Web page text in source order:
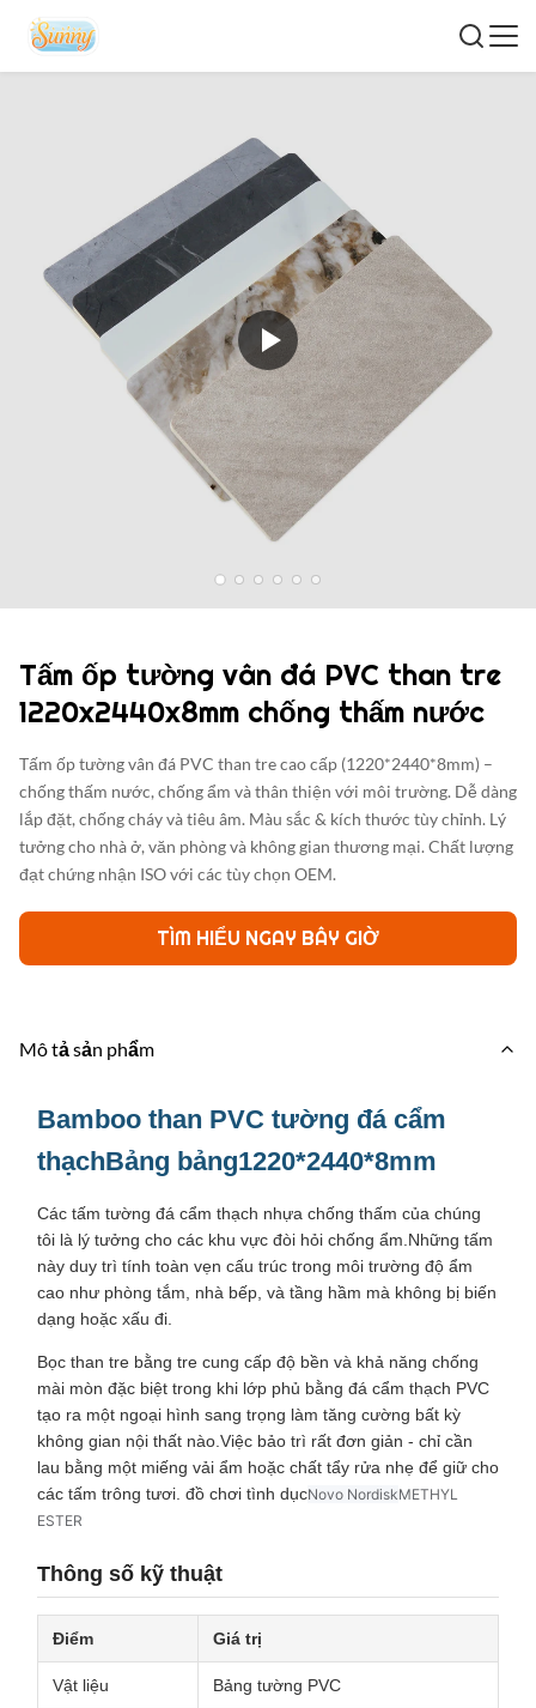
Tấm ốp tường vân đá PVC than tre
1220x2440x8mm chống thấm nước
Tấm ốp tường vân đá PVC than tre cao cấp (1220*2440*8mm) –
chống thấm nước, chống ẩm và thân thiện với môi trường. Dễ dàng
lắp đặt, chống cháy và tiêu âm. Màu sắc & kích thước tùy chỉnh. Lý
tưởng cho nhà ở, văn phòng và không gian thương mại. Chất lượng
đạt chứng nhận ISO với các tùy chọn OEM.
TÌM HIỂU NGAY BÂY GIỜ
Mô tả sản phẩm
Bamboo than PVC tường đá cẩm
thạchBảng bảng1220*2440*8mm
Các tấm tường đá cẩm thạch nhựa chống thấm của chúng
tôi là lý tưởng cho các khu vực đòi hỏi chống ẩm.Những tấm
này duy trì tính toàn vẹn cấu trúc trong môi trường độ ẩm
cao như phòng tắm, nhà bếp, và tầng hầm mà không bị biến
dạng hoặc xấu đi.
Bọc than tre bằng tre cung cấp độ bền và khả năng chống
mài mòn đặc biệt trong khi lớp phủ bằng đá cẩm thạch PVC
tạo ra một ngoại hình sang trọng làm tăng cường bất kỳ
không gian nội thất nào.Việc bảo trì rất đơn giản - chỉ cần
lau bằng một miếng vải ẩm hoặc chất tẩy rửa nhẹ để giữ cho
các tấm trông tươi. đồ chơi tình dụcNovo NordiskMETHYL
ESTER
Thông số kỹ thuật
Điểm Giá trị
Vật liệu Bảng tường PVC